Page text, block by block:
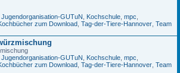
Jugendorganisation-GUTuN, Kochschule, mpc,
zum Download, Tag-der-Tiere-Hannover, Team
Jugendorganisation-GUTuN, Kochschule, mpc,
zum Download, Tag-der-Tiere-Hannover, Team